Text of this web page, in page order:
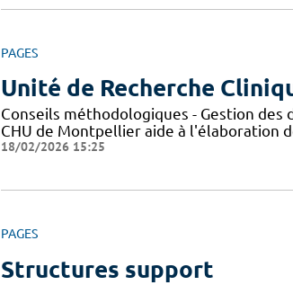
PAGES
Unité de Recherche
Conseils méthodologiques - Gestion des
CHU de Montpellier aide à l'élaboration
18/02/2026 15:25
PAGES
Structures support